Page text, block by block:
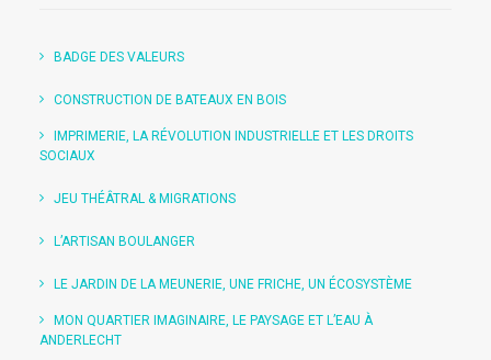
BADGE DES VALEURS
CONSTRUCTION DE BATEAUX EN BOIS
IMPRIMERIE, LA RÉVOLUTION INDUSTRIELLE ET LES DROITS
SOCIAUX
JEU THÉÂTRAL & MIGRATIONS
L’ARTISAN BOULANGER
LE JARDIN DE LA MEUNERIE, UNE FRICHE, UN ÉCOSYSTÈME
MON QUARTIER IMAGINAIRE, LE PAYSAGE ET L’EAU À
ANDERLECHT